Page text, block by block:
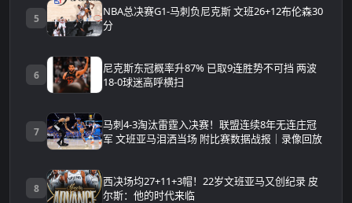
5
NBA总决赛G1-马刺负尼克斯 文班26+12布伦森30
分
6
尼克斯东冠概率升87% 已取9连胜势不可挡 两波
18-0球迷高呼横扫
7
马刺4-3淘汰雷霆入决赛！联盟连续8年无连庄冠
军 文班亚马泪洒当场 附比赛数据战报｜录像回放
8
西决场均27+11+3帽！22岁文班亚马又创纪录 皮
尔斯：他的时代来临